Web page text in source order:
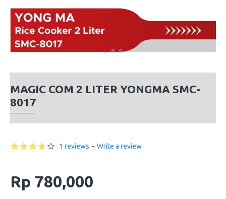
MAGIC COM 2 LITER YONGMA SMC-
8017
1 reviews - Write a review
Rp 780,000